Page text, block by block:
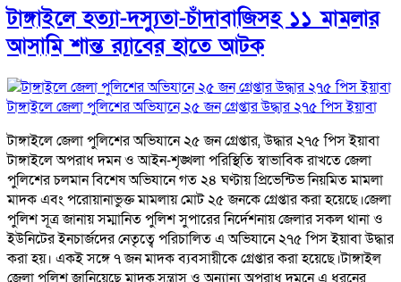
টাঙ্গাইলে হত্যা-দস্যুতা-চাঁদাবাজিসহ ১১ মামলার
আসামি শান্ত র‍্যাবের হাতে আটক
টাঙ্গাইলে জেলা পুলিশের অভিযানে ২৫ জন গ্রেপ্তার উদ্ধার ২৭৫ পিস ইয়াবা
টাঙ্গাইলে জেলা পুলিশের অভিযানে ২৫ জন গ্রেপ্তার, উদ্ধার ২৭৫ পিস ইয়াবা
টাঙ্গাইলে অপরাধ দমন ও আইন-শৃঙ্খলা পরিস্থিতি স্বাভাবিক রাখতে জেলা
পুলিশের চলমান বিশেষ অভিযানে গত ২৪ ঘণ্টায় প্রিভেন্টিভ নিয়মিত মামলা
মাদক এবং পরোয়ানাভুক্ত মামলায় মোট ২৫ জনকে গ্রেপ্তার করা হয়েছে।জেলা
পুলিশ সূত্র জানায় সম্মানিত পুলিশ সুপারের নির্দেশনায় জেলার সকল থানা ও
ইউনিটের ইনচার্জদের নেতৃত্বে পরিচালিত এ অভিযানে ২৭৫ পিস ইয়াবা উদ্ধার
করা হয়। একই সঙ্গে ৭ জন মাদক ব্যবসায়ীকে গ্রেপ্তার করা হয়েছে।টাঙ্গাইল